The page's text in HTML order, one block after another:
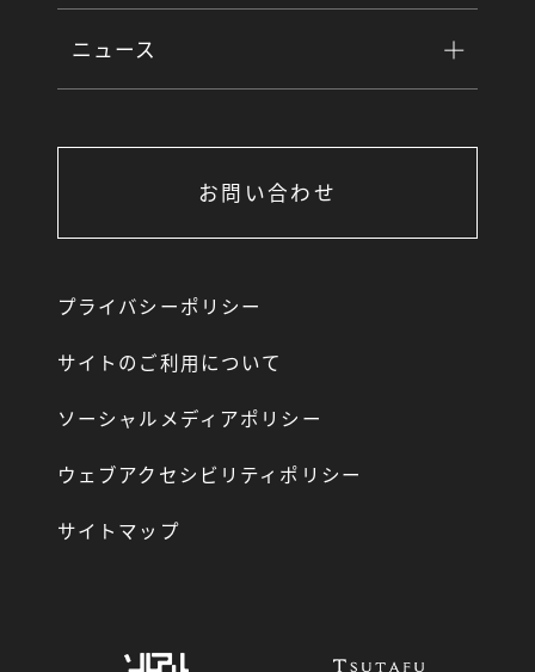
ニュース
お問い合わせ
プライバシーポリシー
サイトのご利用について
ソーシャルメディアポリシー
ウェブアクセシビリティポリシー
サイトマップ